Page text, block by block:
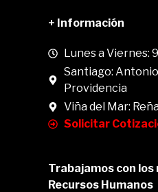
+ Información
Lunes a Viernes:
Santiago:
Providencia
Viña del Mar:
Solicitar
Trabajamos con
Recursos Humanos